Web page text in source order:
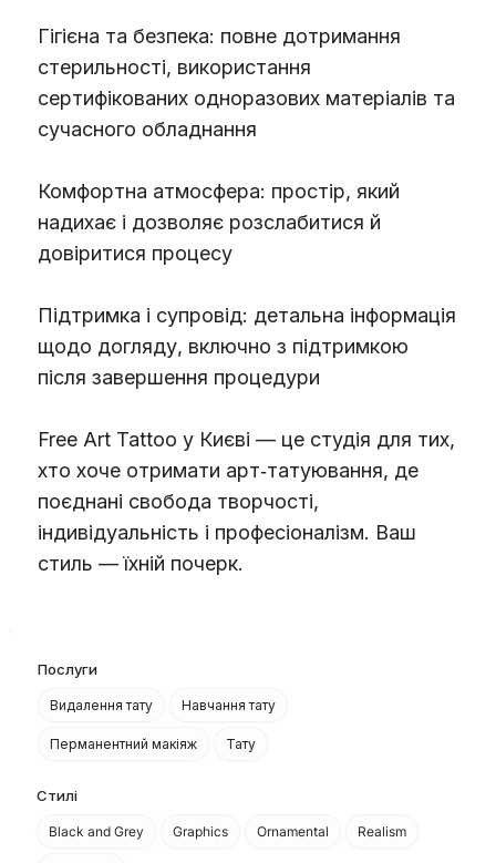
Гігієна та безпека: повне дотримання
стерильності, використання
сертифікованих одноразових матеріалів та
сучасного обладнання
Комфортна атмосфера: простір, який
надихає і дозволяє розслабитися й
довіритися процесу
Підтримка і супровід: детальна інформація
щодо догляду, включно з підтримкою
після завершення процедури
Free Art Tattoo у Києві — це студія для тих,
хто хоче отримати арт‑татуювання, де
поєднані свобода творчості,
індивідуальність і професіоналізм. Ваш
стиль — їхній почерк.
Послуги
Видалення тату Навчання тату
Перманентний макіяж Тату
Стилі
Black and Grey Graphics Ornamental Realism